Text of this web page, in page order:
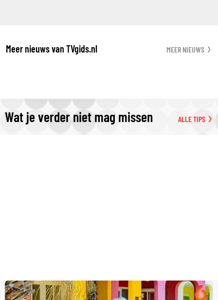
Meer nieuws van TVgids.nl MEER NIEUWS
Wat je verder niet mag missen ALLE TIPS